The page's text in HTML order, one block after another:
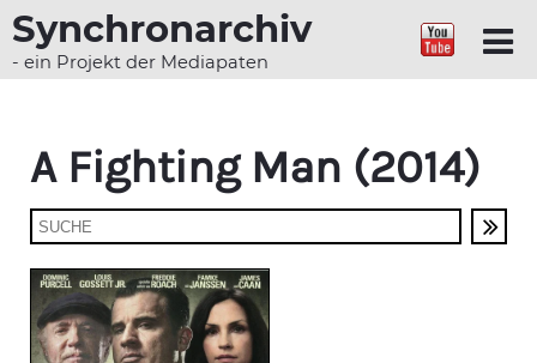
Synchronarchiv
- ein Projekt der Mediapaten
A Fighting Man (2014)